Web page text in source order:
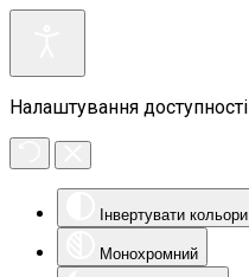
Налаштування доступності
Інвертувати кольори
Монохромний